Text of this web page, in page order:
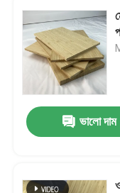
ভালো দাম